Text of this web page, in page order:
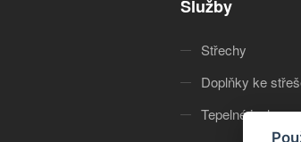
Služby
Střechy
Doplňky ke
Tepelné izolace